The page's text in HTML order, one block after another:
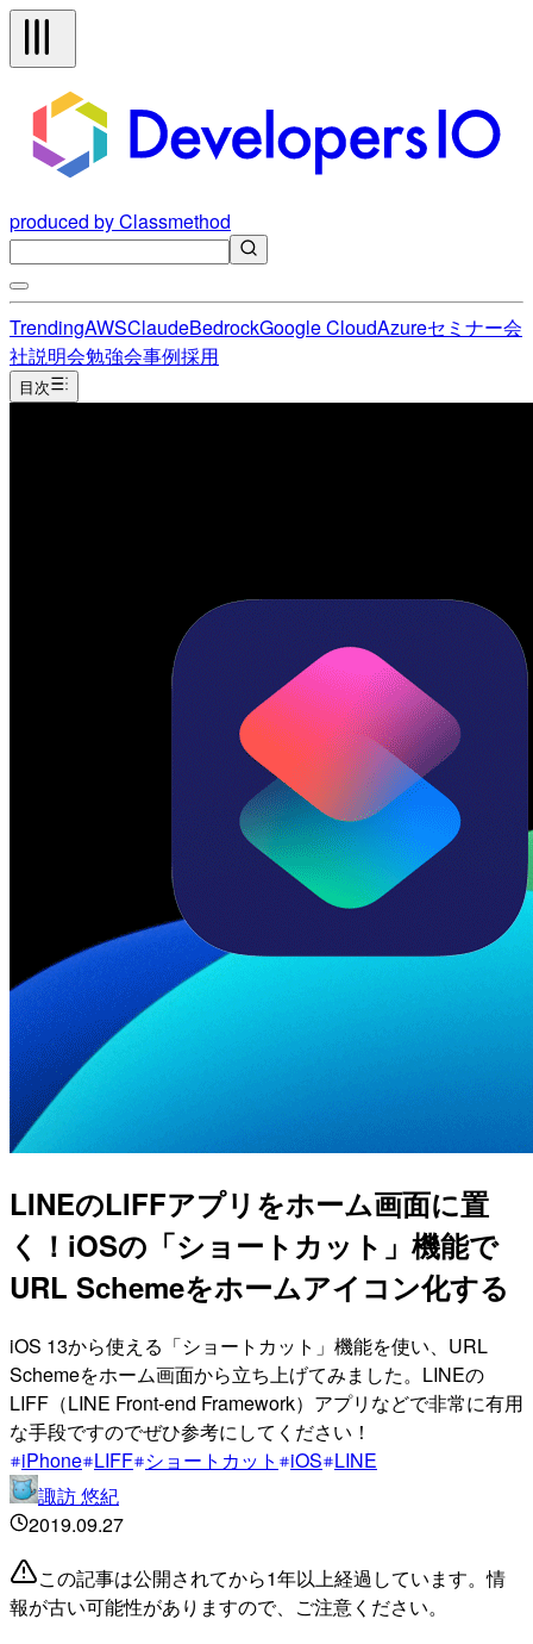
produced by Classmethod
TrendingAWSClaudeBedrockGoogle CloudAzureセミナー会
社説明会勉強会事例採用
目次
LINEのLIFFアプリをホーム画面に置
く！iOSの「ショートカット」機能で
URL Schemeをホームアイコン化する
iOS 13から使える「ショートカット」機能を使い、URL
Schemeをホーム画面から立ち上げてみました。LINEの
LIFF（LINE Front-end Framework）アプリなどで非常に有用
な手段ですのでぜひ参考にしてください！
iPhone LIFF ショートカット iOS LINE
諏訪 悠紀
2019.09.27
この記事は公開されてから1年以上経過しています。情
報が古い可能性がありますので、ご注意ください。